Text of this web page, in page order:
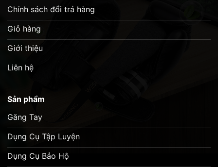
Chính sách đổi trả hàng
Giỏ hàng
Giới thiệu
Liên hệ
Sản phẩm
Găng Tay
Dụng Cụ Tập Luyện
Dụng Cụ Bảo Hộ